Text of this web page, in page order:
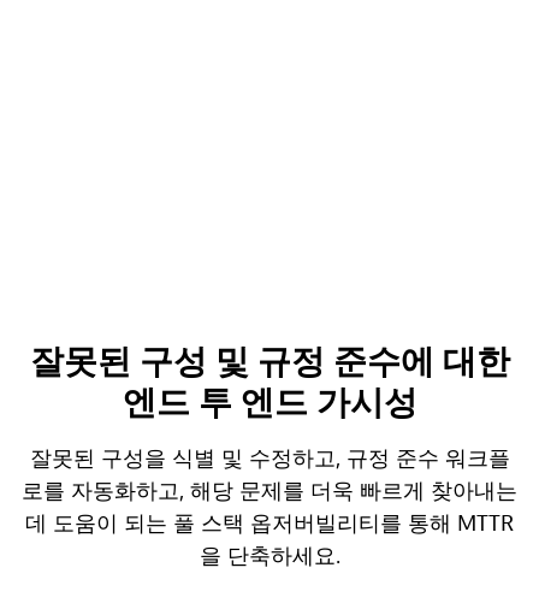
잘못된 구성 및 규정 준수에 대한
엔드 투 엔드 가시성
잘못된 구성을 식별 및 수정하고, 규정 준수 워크플
로를 자동화하고, 해당 문제를 더욱 빠르게 찾아내는
데 도움이 되는 풀 스택 옵저버빌리티를 통해 MTTR
을 단축하세요.